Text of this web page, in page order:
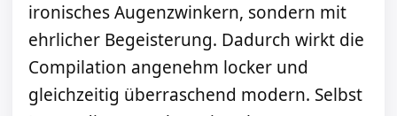
ironisches Augenzwinkern, sondern mit
ehrlicher Begeisterung. Dadurch wirkt die
Compilation angenehm locker und
gleichzeitig überraschend modern. Selbst